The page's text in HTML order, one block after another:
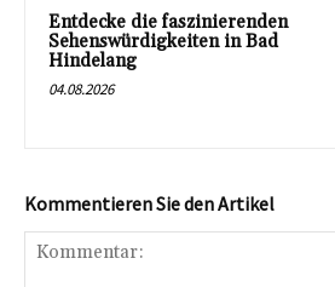
Entdecke die faszinierenden
Sehenswürdigkeiten in Bad
Hindelang
04.08.2026
Kommentieren Sie den Artikel